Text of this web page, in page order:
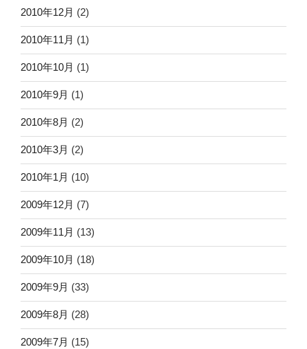
2010年12月 (2)
2010年11月 (1)
2010年10月 (1)
2010年9月 (1)
2010年8月 (2)
2010年3月 (2)
2010年1月 (10)
2009年12月 (7)
2009年11月 (13)
2009年10月 (18)
2009年9月 (33)
2009年8月 (28)
2009年7月 (15)